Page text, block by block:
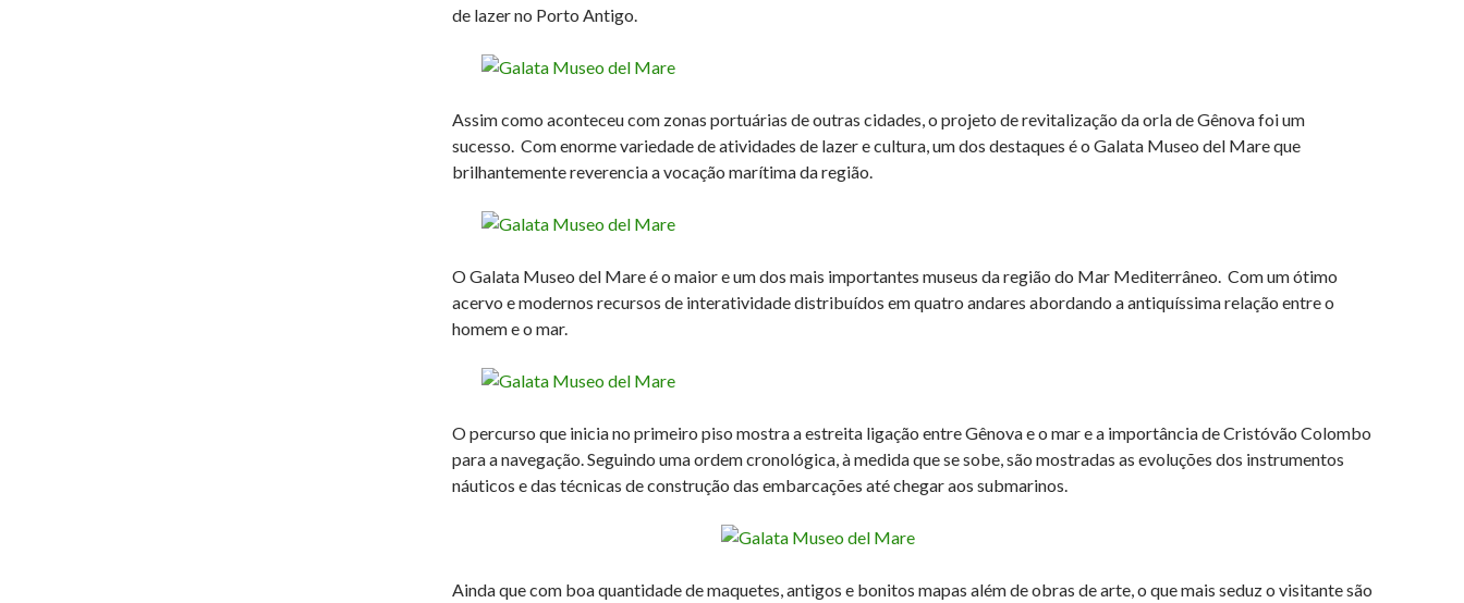
de lazer no Porto Antigo.
Assim como aconteceu com zonas portuárias de outras cidades, o projeto de revitalização da orla de Gênova foi um
sucesso. Com enorme variedade de atividades de lazer e cultura, um dos destaques é o Galata Museo del Mare que
brilhantemente reverencia a vocação marítima da região.
O Galata Museo del Mare é o maior e um dos mais importantes museus da região do Mar Mediterrâneo. Com um ótimo
acervo e modernos recursos de interatividade distribuídos em quatro andares abordando a antiquíssima relação entre o
homem e o mar.
O percurso que inicia no primeiro piso mostra a estreita ligação entre Gênova e o mar e a importância de Cristóvão Colombo
para a navegação. Seguindo uma ordem cronológica, à medida que se sobe, são mostradas as evoluções dos instrumentos
náuticos e das técnicas de construção das embarcações até chegar aos submarinos.
Ainda que com boa quantidade de maquetes, antigos e bonitos mapas além de obras de arte, o que mais seduz o visitante são